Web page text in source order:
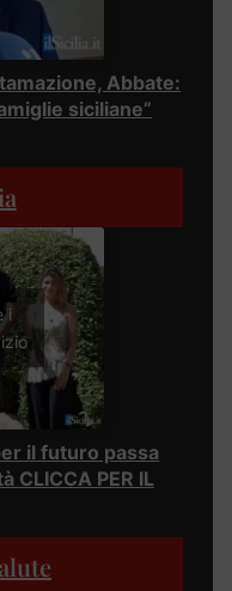
Abbate:
siciliane”
i
il futuro passa
CLICCA PER IL